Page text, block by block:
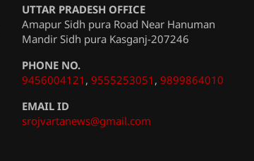
UTTAR PRADESH OFFICE
Amapur Sidh pura Road Near Hanuman
Mandir Sidh pura Kasganj-207246
PHONE NO.
9456004121 , 9555253051 , 9899864010
EMAIL ID
srojvartanews@gmail.com